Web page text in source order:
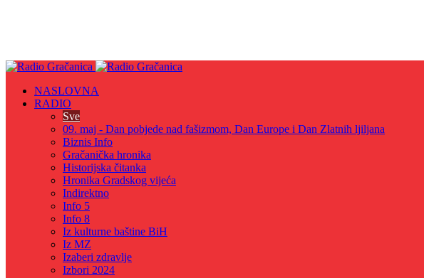
NASLOVNA
RADIO
Sve
09. maj - Dan pobjede nad fašizmom, Dan Europe i Dan Zlatnih ljiljana
Biznis Info
Gračanička hronika
Historijska čitanka
Hronika Gradskog vijeća
Indirektno
Info 5
Info 8
Iz kulturne baštine BiH
Iz MZ
Izaberi zdravlje
Izbori 2024